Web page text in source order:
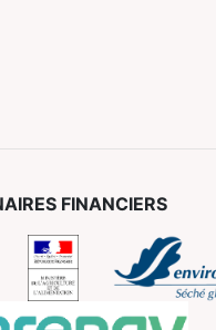
FINANCIERS